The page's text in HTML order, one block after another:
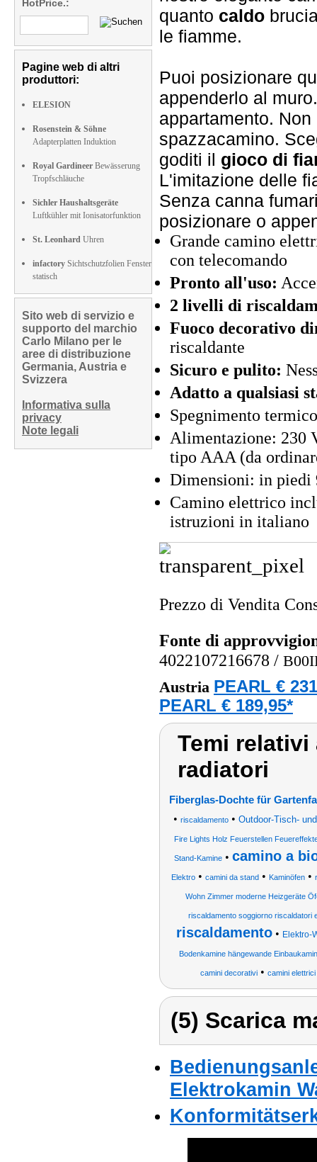
HotPrice.:
Pagine web di altri
produttori:
ELESION
Rosenstein & Söhne
Adapterplatten Induktion
Royal Gardineer Bewässerung
Tropfschläuche
Sichler Haushaltsgeräte
Luftkühler mit Ionisatorfunktion
St. Leonhard Uhren
infactory Sichtschutzfolien Fenster
statisch
Sito web di servizio e
supporto del marchio
Carlo Milano per le
aree di distribuzione
Germania, Austria e
Svizzera
Informativa sulla
privacy
Note legali
quanto caldo
le fiamme.
Puoi posizionare
appenderlo al
appartamento.
spazzacamino.
goditi il gioco di
L'imitazione delle
Senza canna
posizionare o
Grande camino
con telecomando
Pronto all'uso:
2 livelli di
Fuoco decorativo
riscaldante
Sicuro e pulito:
Adatto a qualsiasi
Spegnimento
Alimentazione: 230
tipo AAA (da
Dimensioni: in piedi
Camino elettrico
istruzioni in italiano
Prezzo di Vendita
Fonte di
4022107216678 /
Austria PEARL €
PEARL € 189,95*
Temi
radiatori
Fiberglas-Dochte für
• riscaldamento • Outdoor-Tisch-
Fire Lights Holz Feuerstellen
Stand-Kamine • camino a
Elektro• camini da stand• Kaminöfen•
Wohn Zimmer moderne Heizgeräte
riscaldamento soggiorno riscaldatori
riscaldamento• Elektro-
Bodenkamine hängewande
camini decorativi• camini
(5) Scarica
Elektrokamin